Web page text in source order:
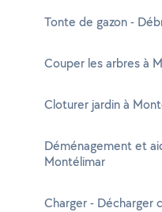
Tonte de gazon -
Couper les arbres à
Cloturer jardin à
Déménagement et
Montélimar
Charger - Décharger